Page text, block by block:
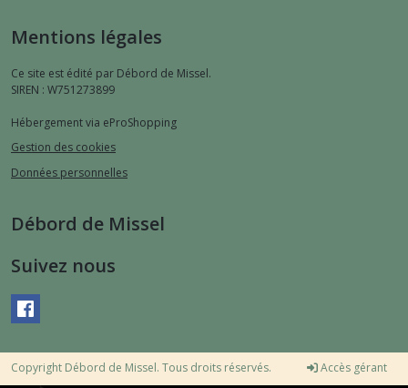
Mentions légales
Ce site est édité par Débord de Missel.
SIREN : W751273899
Hébergement via eProShopping
Gestion des cookies
Données personnelles
Débord de Missel
Suivez nous
Copyright Débord de Missel. Tous droits réservés. Accès gérant